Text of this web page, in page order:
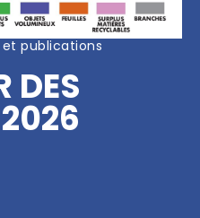
publications
DES